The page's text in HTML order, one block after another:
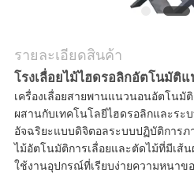
รายละเอียดสินค้า
โรงเลื่อยไม้ไฮดรอลิกอัตโนมัติ
เครื่องเลื่อยสายพานแนวนอนอัตโนมั
ผสานกับเทคโนโลยีไฮดรอลิกและระ
อัจฉริยะแบบดิจิตอลระบบปฏิบัติการภ
ไม้อัตโนมัติการเลื่อยและตัดไม้ที่มีเส้
ใช้งานอุปกรณ์ที่เรียบง่ายความหนาข